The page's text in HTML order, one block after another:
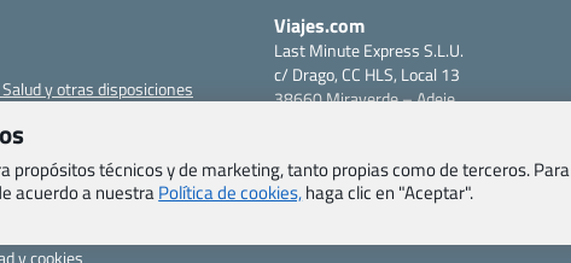
y otras disposiciones
y cookies
Viajes.com
Last Minute Express S.L.U.
c/ Drago, CC HLS, Local 13
38660 Miraverde – Adeje
Tfno: +34 922-97-17-27
propósitos técnicos y de marketing, tanto propias como de terceros. Para
acuerdo a nuestraPolítica de cookies,haga clic en "Aceptar".